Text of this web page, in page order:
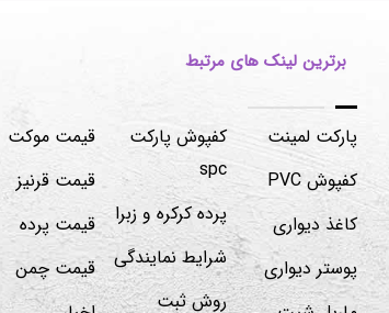
برترین لینک های مرتبط
پارکت لمینت
کفپوش PVC
کاغذ دیواری
پوستر دیواری
کفپوش پارکت
spc
پرده کرکره و زبرا
شرایط نمایندگی
روش ثبت
قیمت موکت
قیمت قرنیز
قیمت پرده
قیمت چمن